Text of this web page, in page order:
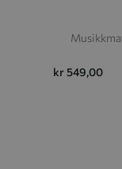
kr 549,00